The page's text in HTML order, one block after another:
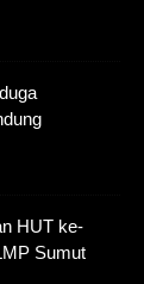
HUT ke-
Sumut